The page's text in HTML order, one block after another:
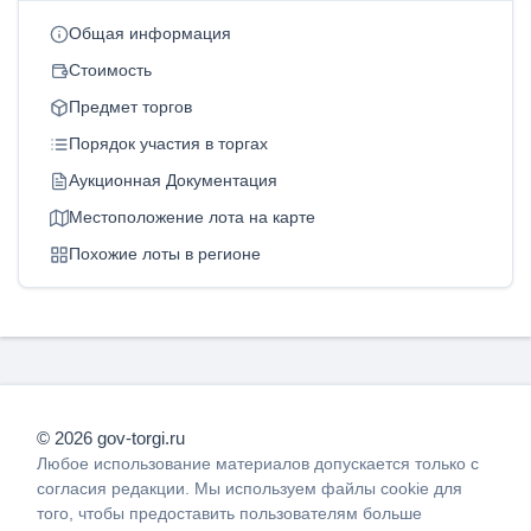
Общая информация
Стоимость
Предмет торгов
Порядок участия в торгах
Аукционная Документация
Местоположение лота на карте
Похожие лоты в регионе
© 2026 gov-torgi.ru
Любое использование материалов допускается только с
согласия редакции. Мы используем файлы cookie для
того, чтобы предоставить пользователям больше